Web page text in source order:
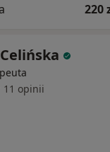
220
11 opinii